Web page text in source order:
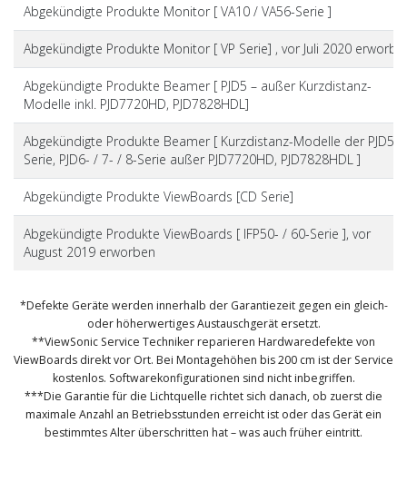
Abgekündigte Produkte Monitor [ VA10 / VA56-Serie ]
Abgekündigte Produkte Monitor [ VP Serie] , vor Juli 2020
Abgekündigte Produkte Beamer [ PJD5 – außer Kurzdistanz-
Modelle inkl. PJD7720HD, PJD7828HDL]
Abgekündigte Produkte Beamer [ Kurzdistanz-Modelle der PJD5-
Serie, PJD6- / 7- / 8-Serie außer PJD7720HD, PJD7828HDL ]
Abgekündigte Produkte ViewBoards [CD Serie]
Abgekündigte Produkte ViewBoards [ IFP50- / 60-Serie ], vor
August 2019 erworben
*Defekte Geräte werden innerhalb der Garantiezeit gegen ein gleich-
oder höherwertiges Austauschgerät ersetzt.
**ViewSonic Service Techniker reparieren Hardwaredefekte von
ViewBoards direkt vor Ort. Bei Montagehöhen bis 200 cm ist der Service
kostenlos. Softwarekonfigurationen sind nicht inbegriffen.
***Die Garantie für die Lichtquelle richtet sich danach, ob zuerst die
maximale Anzahl an Betriebsstunden erreicht ist oder das Gerät ein
bestimmtes Alter überschritten hat – was auch früher eintritt.